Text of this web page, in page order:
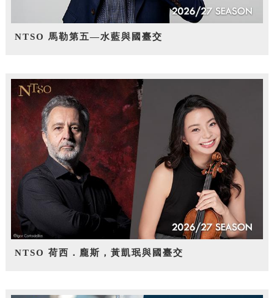
NTSO 馬勒第五—水藍與國臺交
NTSO 荷西．龐斯，黃凱珉與國臺交